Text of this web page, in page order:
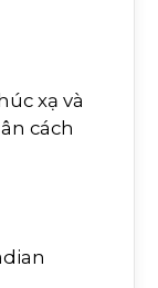
xạ và
cách